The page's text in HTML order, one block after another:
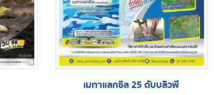
เมทาแลกซิล 25 ดับบลิวพี